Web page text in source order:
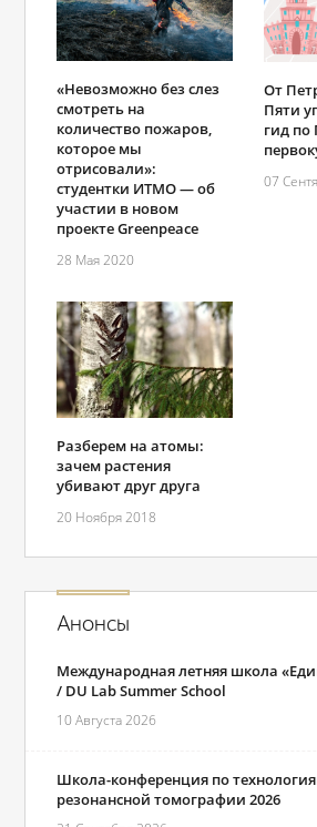
«Невозможно без слез
смотреть на
количество пожаров,
которое мы
отрисовали»:
студентки ИТМО ― об
участии в новом
проекте Greenpeace
28 Мая 2020
От
Пяти
гид по
07
Разберем на атомы:
зачем растения
убивают друг друга
20 Ноября 2018
Анонсы
Международная летняя школа
/ DU Lab Summer School
10 Августа 2026
Школа-конференция по
резонансной томографии 2026